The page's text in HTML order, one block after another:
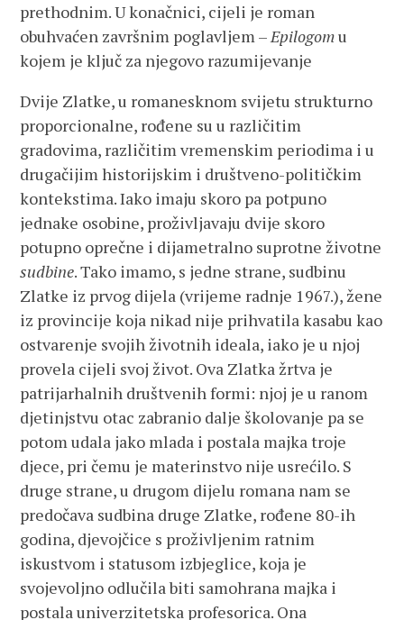
prethodnim. U konačnici, cijeli je roman
obuhvaćen završnim poglavljem –Epilogomu
kojem je ključ za njegovo razumijevanje
Dvije Zlatke, u romanesknom svijetu strukturno
proporcionalne, rođene su u različitim
gradovima, različitim vremenskim periodima i u
drugačijim historijskim i društveno-političkim
kontekstima. Iako imaju skoro pa potpuno
jednake osobine, proživljavaju dvije skoro
potupno oprečne i dijametralno suprotne životne
sudbine. Tako imamo, s jedne strane, sudbinu
Zlatke iz prvog dijela (vrijeme radnje 1967.), žene
iz provincije koja nikad nije prihvatila kasabu kao
ostvarenje svojih životnih ideala, iako je u njoj
provela cijeli svoj život. Ova Zlatka žrtva je
patrijarhalnih društvenih formi: njoj je u ranom
djetinjstvu otac zabranio dalje školovanje pa se
potom udala jako mlada i postala majka troje
djece, pri čemu je materinstvo nije usrećilo. S
druge strane, u drugom dijelu romana nam se
predočava sudbina druge Zlatke, rođene 80-ih
godina, djevojčice s proživljenim ratnim
iskustvom i statusom izbjeglice, koja je
svojevoljno odlučila biti samohrana majka i
postala univerzitetska profesorica. Ona